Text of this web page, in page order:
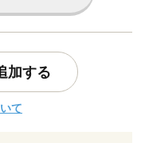
加する
て